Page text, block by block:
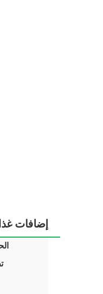
إضافات غذائية